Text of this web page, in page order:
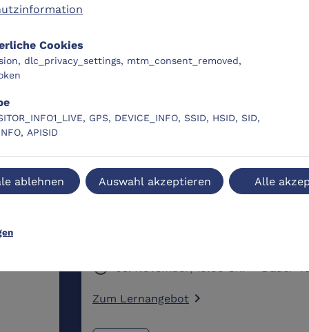
Cookies
dlc_privacy_settings, mtm_consent_removed,
GPS, DEVICE_INFO, SSID, HSID, SID,
APISID
ablehnen Auswahl akzeptieren Alle
schedule
03.
Zum Lernangebot navigate_next